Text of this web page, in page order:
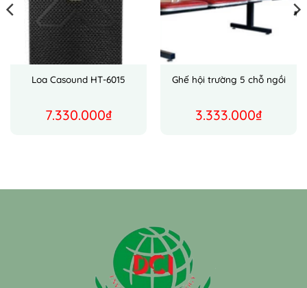
Loa Casound HT-6015
7.330.000₫
Ghế hội trường 5 chỗ ngồi
3.333.000₫